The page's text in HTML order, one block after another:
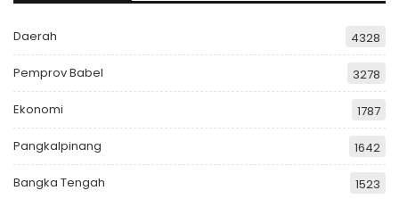
Daerah 4328
Pemprov Babel 3278
Ekonomi 1787
Pangkalpinang 1642
Bangka Tengah 1523